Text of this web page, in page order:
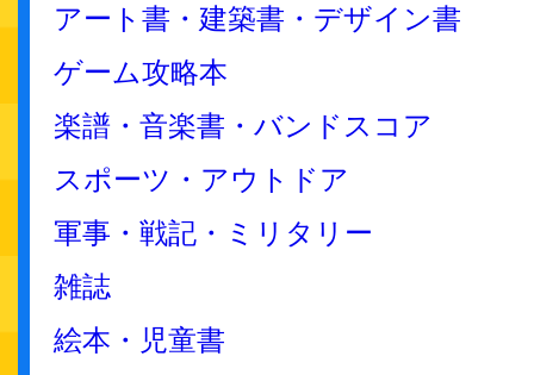
アート書・建築書・デザイン書
ゲーム攻略本
楽譜・音楽書・バンドスコア
スポーツ・アウトドア
軍事・戦記・ミリタリー
雑誌
絵本・児童書